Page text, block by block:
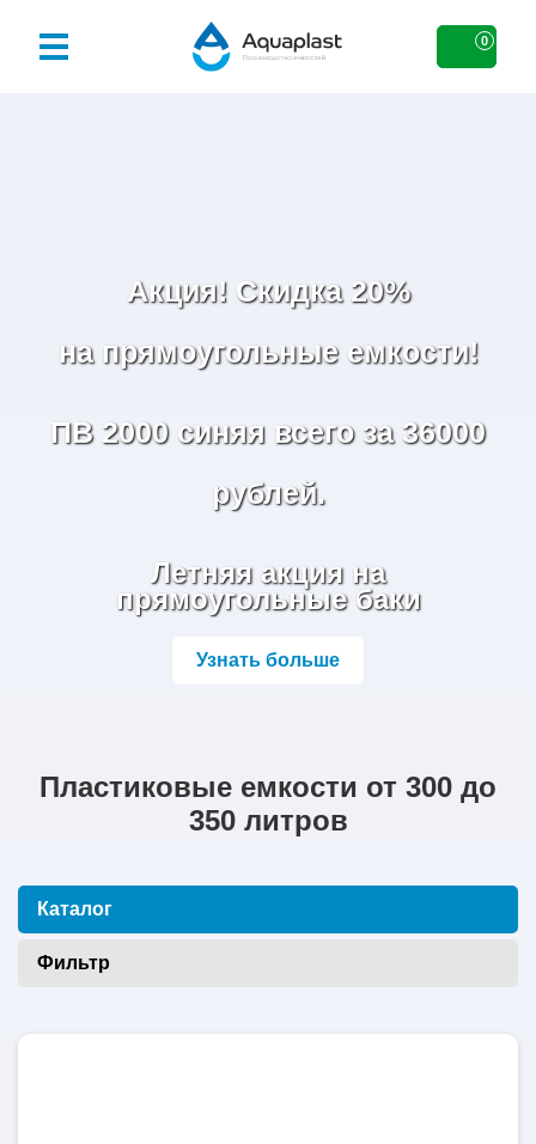
0
Акция! Скидка 20%
на прямоугольные емкости!
ПВ 2000 синяя всего за 36000
рублей.
Летняя акция на
прямоугольные баки
Узнать больше
Пластиковые емкости от 300 до
350 литров
Каталог
Фильтр